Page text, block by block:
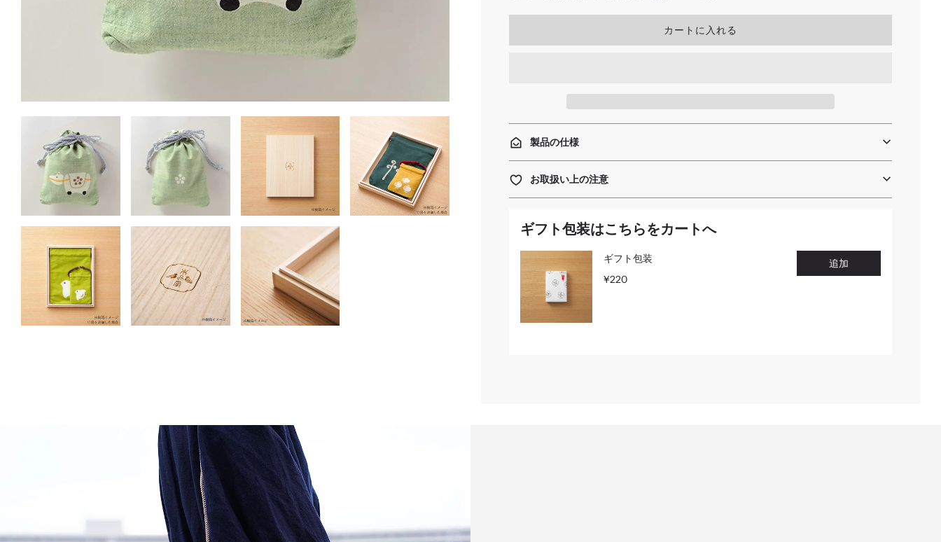
読
.
.
.
カートに入れる
製品の仕様
お取扱い上の注意
ギフト包装はこちらをカートへ